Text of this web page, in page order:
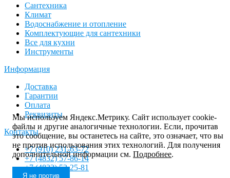
Сантехника
Климат
Водоснабжение и отопление
Комплектующие для сантехники
Все для кухни
Инструменты
Информация
Доставка
Гарантии
Оплата
Реквизиты
Контакты
+7 (910) 231-63-72
+7 (4832) 57-86-14
+7 (4832) 52-25-81
Мы используем Яндекс.Метрику. Сайт использует cookie-
файлы и другие аналогичные технологии. Если, прочитав
это сообщение, вы останетесь на сайте, это означает, что вы
не против использования этих технологий. Для получения
дополнительной информации см.Подробнее.
Я не против